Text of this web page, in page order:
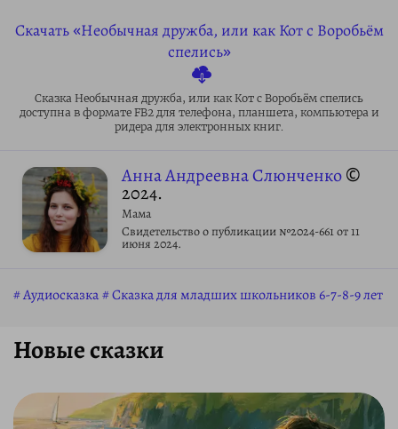
Скачать «Необычная дружба, или как Кот с Воробьём
спелись»
Сказка Необычная дружба, или как Кот с Воробьём спелись
доступна в формате FB2 для телефона, планшета, компьютера и
ридера для электронных книг.
Анна Андреевна Слюнченко©
2024.
Мама
Свидетельство о публикации №2024-661 от 11
июня 2024.
Аудиосказка Сказка для младших школьников 6-7-8-9 лет
Новые сказки